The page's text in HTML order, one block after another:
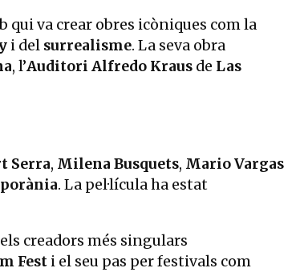
qui va crear obres icòniques com la
i del surrealisme. La seva obra
, l’Auditori Alfredo Kraus de Las
Serra, Milena Busquets, Mario Vargas
. La pel·lícula ha estat
creadors més singulars
Fest i el seu pas per festivals com